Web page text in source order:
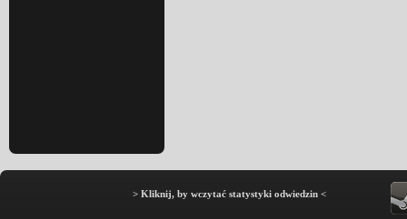
> Kliknij, by wczytać statystyki odwiedzin <